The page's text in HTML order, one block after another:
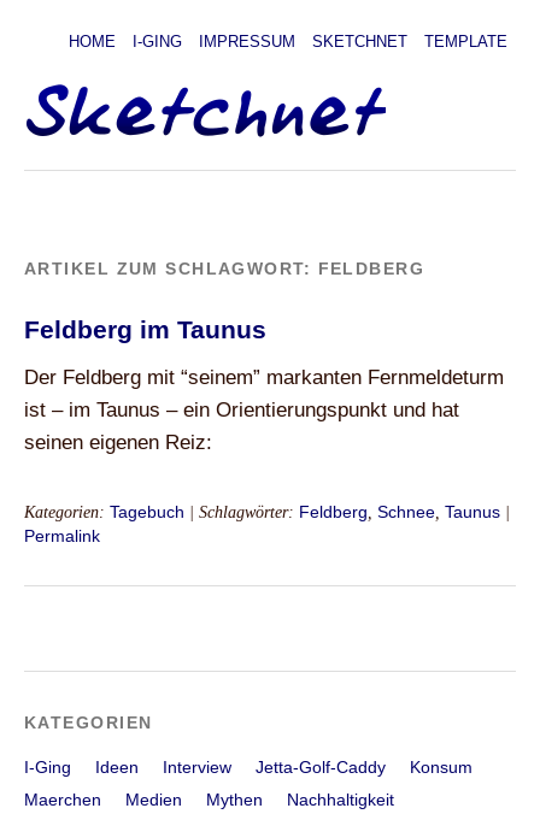
HOME I-GING IMPRESSUM SKETCHNET TEMPLATE
ARTIKEL ZUM SCHLAGWORT: FELDBERG
Feldberg im Taunus
Der Feldberg mit “seinem” markanten Fernmeldeturm
ist – im Taunus – ein Orientierungspunkt und hat
seinen eigenen Reiz:
Kategorien: Tagebuch | Schlagwörter: Feldberg, Schnee, Taunus
Permalink
KATEGORIEN
I-Ging Ideen Interview Jetta-Golf-Caddy
Konsum
Maerchen
Medien Mythen
Nachhaltigkeit